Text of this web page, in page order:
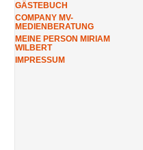
GÄSTEBUCH
COMPANY MV-
MEDIENBERATUNG
MEINE PERSON MIRIAM
WILBERT
IMPRESSUM